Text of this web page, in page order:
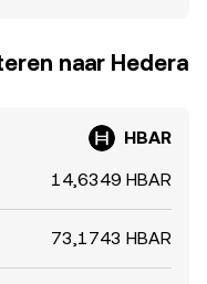
naar Hedera
HBAR
14,6349 HBAR
73,1743 HBAR